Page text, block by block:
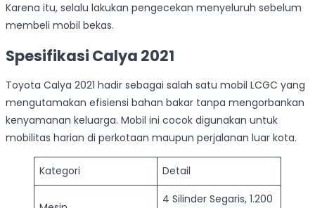
Karena itu, selalu lakukan pengecekan menyeluruh sebelum
membeli mobil bekas.
Spesifikasi Calya 2021
Toyota Calya 2021 hadir sebagai salah satu mobil LCGC yang
mengutamakan efisiensi bahan bakar tanpa mengorbankan
kenyamanan keluarga. Mobil ini cocok digunakan untuk
mobilitas harian di perkotaan maupun perjalanan luar kota.
Kategori Detail
4 Silinder Segaris, 1.200